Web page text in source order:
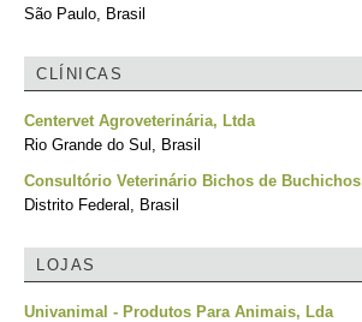
São Paulo, Brasil
CLÍNICAS
Centervet Agroveterinária, Ltda
Rio Grande do Sul, Brasil
Consultório Veterinário Bichos de Buchichos
Distrito Federal, Brasil
LOJAS
Univanimal - Produtos Para Animais, Lda